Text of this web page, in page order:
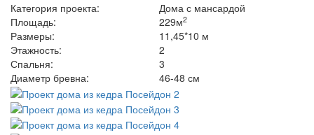
Категория проекта:
Дома с мансардой
Площадь:
229м2
Размеры:
11,45*10 м
Этажность:
2
Спальня:
3
Диаметр бревна:
46-48 см